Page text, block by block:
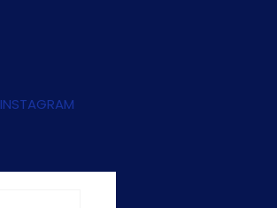
INSTAGRAM